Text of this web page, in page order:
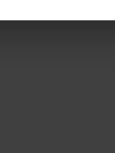
do precyzyjnego cięcia.